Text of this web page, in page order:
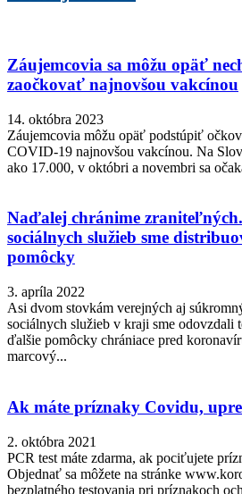
Záujemcovia sa môžu opäť
zaočkovať najnovšou vakcínou
14. októbra 2023
Záujemcovia môžu opäť podstúpiť
COVID-19 najnovšou vakcínou. Na
ako 17.000, v októbri a novembri sa
Naďalej chránime
sociálnych služieb sme
pomôcky
3. apríla 2022
Asi dvom stovkám verejných aj
sociálnych služieb v kraji sme odovzdali
ďalšie pomôcky chrániace pred
marcový...
Ak máte príznaky Covidu,
2. októbra 2021
PCR test máte zdarma, ak pociťujete
Objednať sa môžete na stránke
bezplatného testovania pri príznakoch